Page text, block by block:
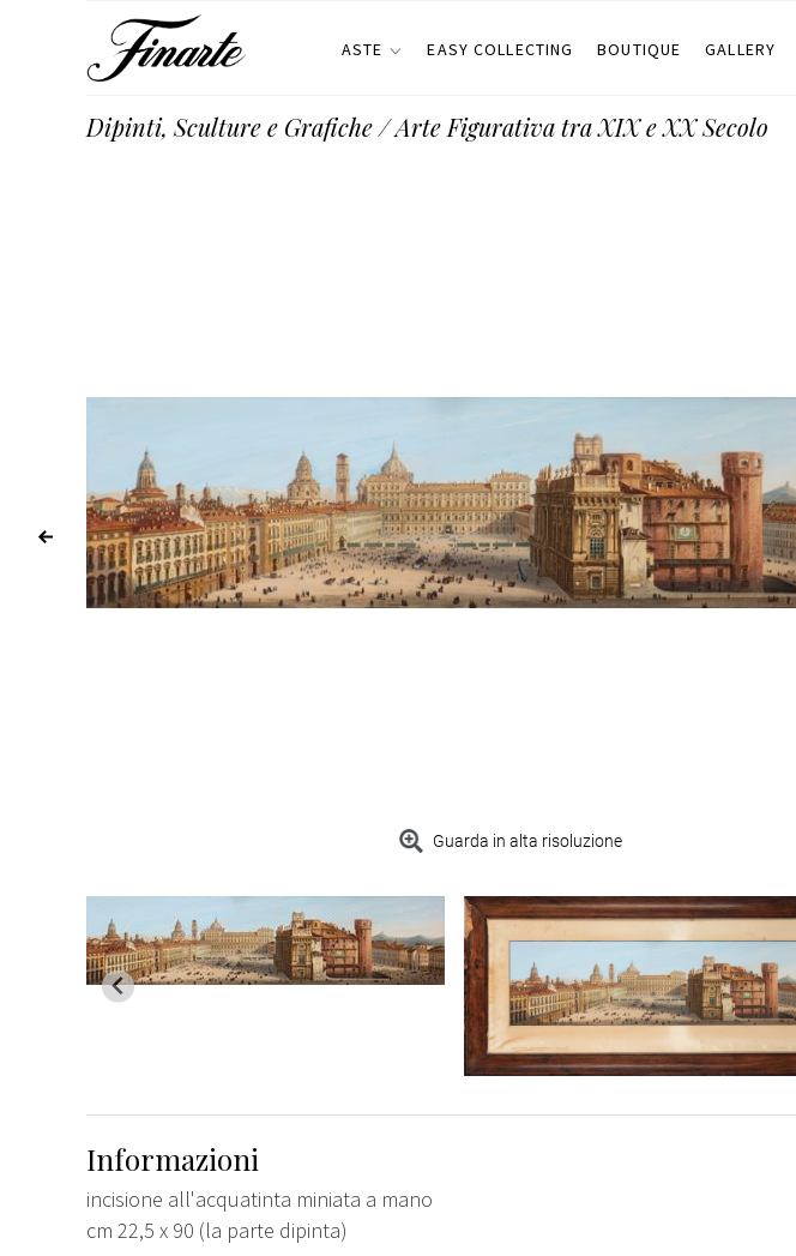
ASTE EASY COLLECTING BOUTIQUE GALLERY
Dipinti, Sculture e Grafiche / Arte Figurativa tra XIX e XX Secolo
Guarda in alta risoluzione
Informazioni
incisione all'acquatinta miniata a mano
cm 22,5 x 90 (la parte dipinta)